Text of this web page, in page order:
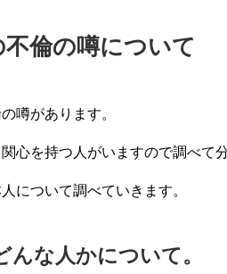
倫の噂について
噂があります。
心を持つ人がいますので調べて
について調べていきます。
んな人かについて。